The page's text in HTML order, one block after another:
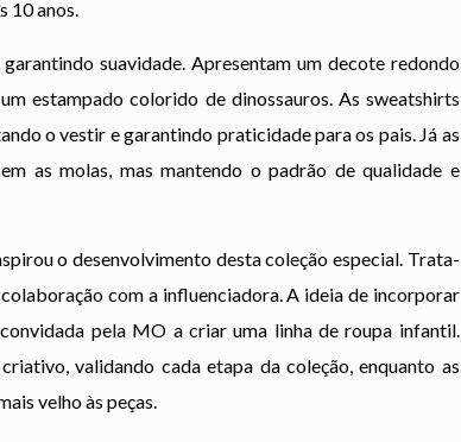
10 anos.
suavidade. Apresentam um decote redondo
estampado colorido de dinossauros. As sweatshirts
o vestir e garantindo praticidade para os pais. Já as
as molas, mas mantendo o padrão de qualidade e
o desenvolvimento desta coleção especial. Trata-
com a influenciadora. A ideia de incorporar
pela MO a criar uma linha de roupa infantil.
validando cada etapa da coleção, enquanto as
velho às peças.